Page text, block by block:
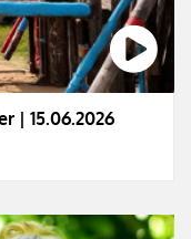
| 15.06.2026